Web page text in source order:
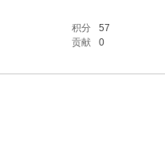
积分
57
贡献 0